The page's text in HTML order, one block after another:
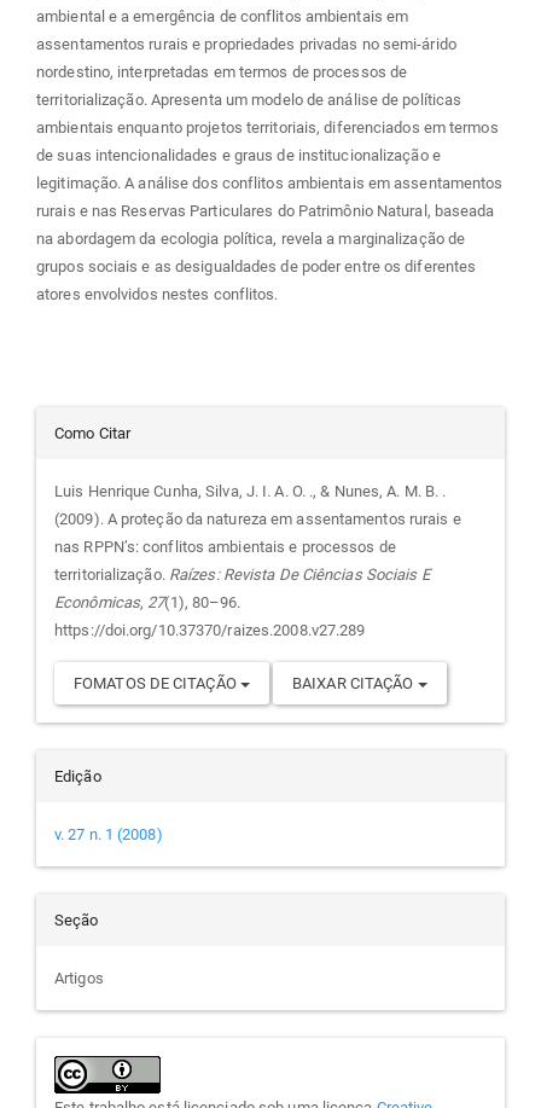
ambiental e a emergência de conflitos ambientais em
assentamentos rurais e propriedades privadas no semi-árido
nordestino, interpretadas em termos de processos de
territorialização. Apresenta um modelo de análise de políticas
ambientais enquanto projetos territoriais, diferenciados em termos
de suas intencionalidades e graus de institucionalização e
legitimação. A análise dos conflitos ambientais em assentamentos
rurais e nas Reservas Particulares do Patrimônio Natural, baseada
na abordagem da ecologia política, revela a marginalização de
grupos sociais e as desigualdades de poder entre os diferentes
atores envolvidos nestes conflitos.
Detalhes
do
artigo
Como Citar
Luis Henrique Cunha, Silva, J. I. A. O. ., & Nunes, A. M. B. .
(2009). A proteção da natureza em assentamentos rurais e
nas RPPN’s: conflitos ambientais e processos de
territorialização. Raízes: Revista De Ciências Sociais E
Econômicas, 27(1), 80–96.
https://doi.org/10.37370/raizes.2008.v27.289
FOMATOS DE CITAÇÃO BAIXAR CITAÇÃO
Edição
v. 27 n. 1 (2008)
Seção
Artigos